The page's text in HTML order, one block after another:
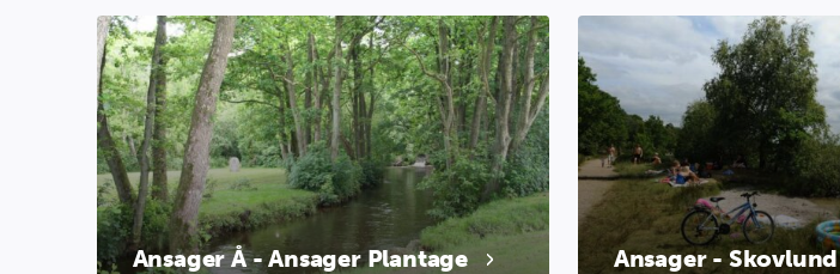
Ansager Å - Ansager Plantage Ansager - Skovlund